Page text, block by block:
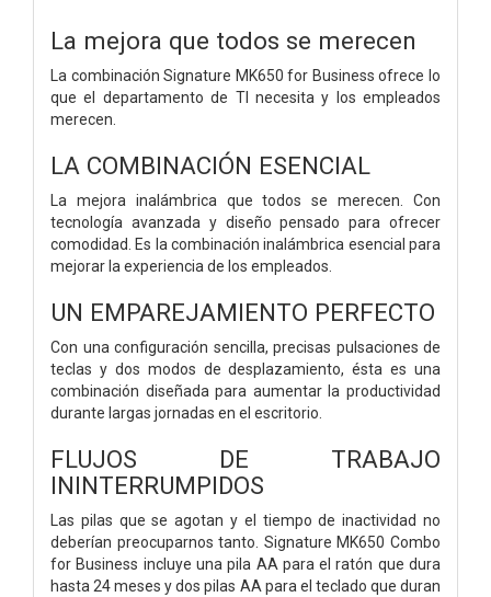
La mejora que todos se merecen
La combinación Signature MK650 for Business ofrece lo
que el departamento de TI necesita y los empleados
merecen.
LA COMBINACIÓN ESENCIAL
La mejora inalámbrica que todos se merecen. Con
tecnología avanzada y diseño pensado para ofrecer
comodidad. Es la combinación inalámbrica esencial para
mejorar la experiencia de los empleados.
UN EMPAREJAMIENTO PERFECTO
Con una configuración sencilla, precisas pulsaciones de
teclas y dos modos de desplazamiento, ésta es una
combinación diseñada para aumentar la productividad
durante largas jornadas en el escritorio.
FLUJOS DE TRABAJO
ININTERRUMPIDOS
Las pilas que se agotan y el tiempo de inactividad no
deberían preocuparnos tanto. Signature MK650 Combo
for Business incluye una pila AA para el ratón que dura
hasta 24 meses y dos pilas AA para el teclado que duran